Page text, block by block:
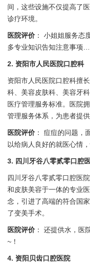
间，这些设施不仅提高了
诊疗环境。
医院评价 ： 小姐姐服务态
多专业知识告知注意事项
2. 资阳市人民医院口腔科
资阳市人民医院口腔科擅
科、美容皮肤科、美容牙
医疗管理服务标准。医院
管理服务体系，为患者提
医院评价 ： 痘痘的问题，
以给病人良好的就医心情
3. 四川牙谷八零贰零口腔
四川牙谷八零贰零口腔医
和皮肤美容于一体的专业
念，引进了高端的符合国
了变美手术。
医院评价 ： 还提供水，医
~！
4. 资阳贝齿口腔医院